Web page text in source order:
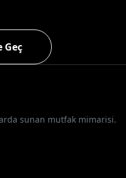
sunan mutfak mimarisi.